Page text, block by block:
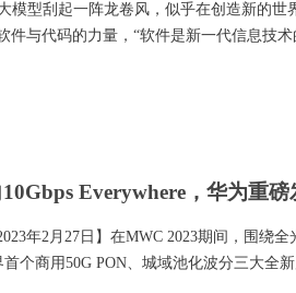
模型刮起一阵龙卷风，似乎在创造新的
件与代码的力量，“软件是新一代信息技
Everywhere，华为重
年2月27日】在MWC 2023期间，围绕
个商用50G PON、城域池化波分三大全